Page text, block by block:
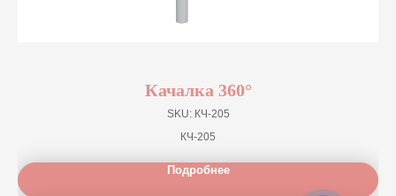
Качалка 360°
SKU: КЧ-205
КЧ-205
Подробнее